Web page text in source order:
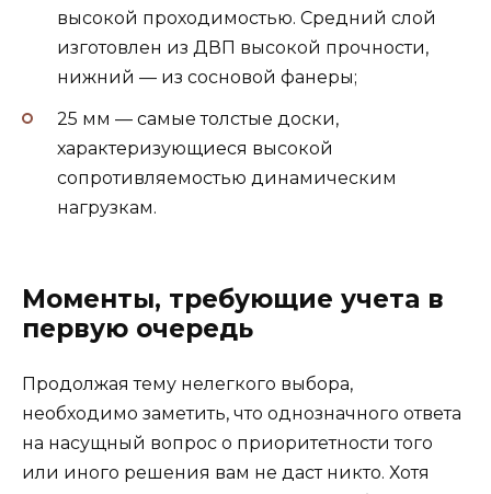
высокой проходимостью. Средний слой
изготовлен из ДВП высокой прочности,
нижний — из сосновой фанеры;
25 мм — самые толстые доски,
характеризующиеся высокой
сопротивляемостью динамическим
нагрузкам.
Моменты, требующие учета в
первую очередь
Продолжая тему нелегкого выбора,
необходимо заметить, что однозначного ответа
на насущный вопрос о приоритетности того
или иного решения вам не даст никто. Хотя